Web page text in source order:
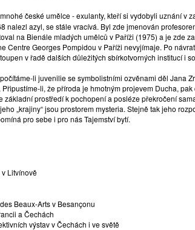
české umělce - exulanty, kteří si vydobyli uznání v
nalezl azyl, se stále vracívá. Byl zde jmenován
na Bienále mladých umělců v Paříži (1975) a je zde
Centre Georges Pompidou v Paříži nevyjímaje. Po
v řadě dalších důležitých sbírkotvorných institucí i
li juvenilie se symbolistními ozvěnami děl Jana
li, že příroda je hmotným projevem Ducha,
základní prostředí k pochopení a posléze překročení
„krajiny“ jsou prostorem mysteria. Stejně tak jeho
pro sebe i pro nás Tajemství bytí.
Litvínově
Beaux-Arts v Besançonu
a Čechách
výstav v Čechách i ve světě